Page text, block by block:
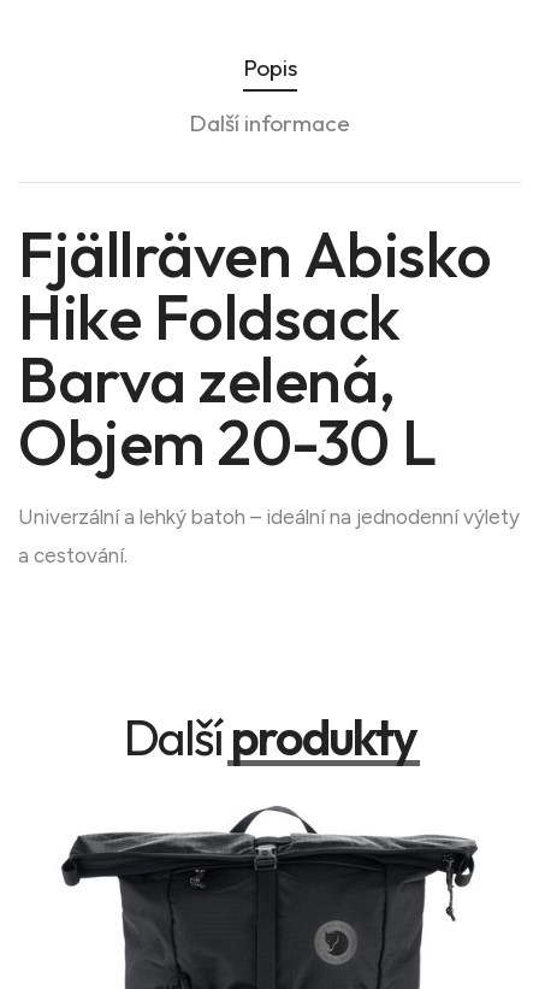
Popis
Další informace
Fjällräven Abisko
Hike Foldsack
Barva zelená,
Objem 20-30 L
Univerzální a lehký batoh – ideální na jednodenní výlety
a cestování.
Dalšíprodukty